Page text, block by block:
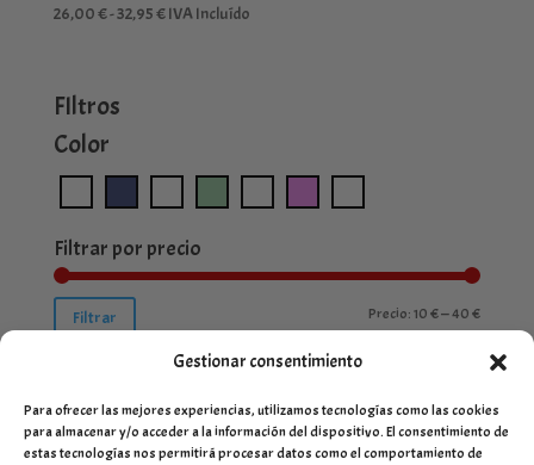
Gestionar consentimiento
Para ofrecer las mejores experiencias, utilizamos tecnologías como las cookies
para almacenar y/o acceder a la información del dispositivo. El consentimiento de
estas tecnologías nos permitirá procesar datos como el comportamiento de
26,00€-32,95€Rango
32,95 €
IVA Incluído
FIltros
Color
Filtrar por precio
Precio
Precio
Filtrar Precio:10 €—40 €